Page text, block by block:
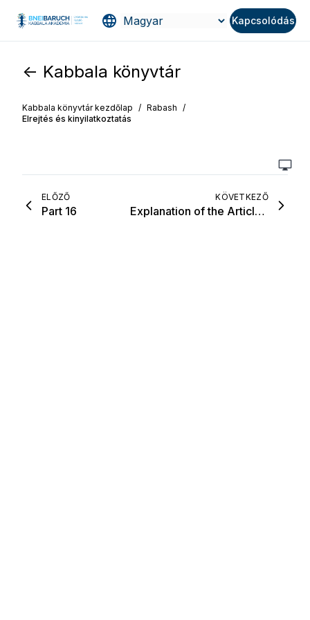
Kapcsolódás
<- Kabbala könyvtár
Kabbala könyvtár kezdőlap / Rabash /
Elrejtés és kinyilatkoztatás
ELŐZŐ
Part 16
KÖVETKEZŐ
Explanation of the Article, “Preface to the Wisdom of Kabbalah”